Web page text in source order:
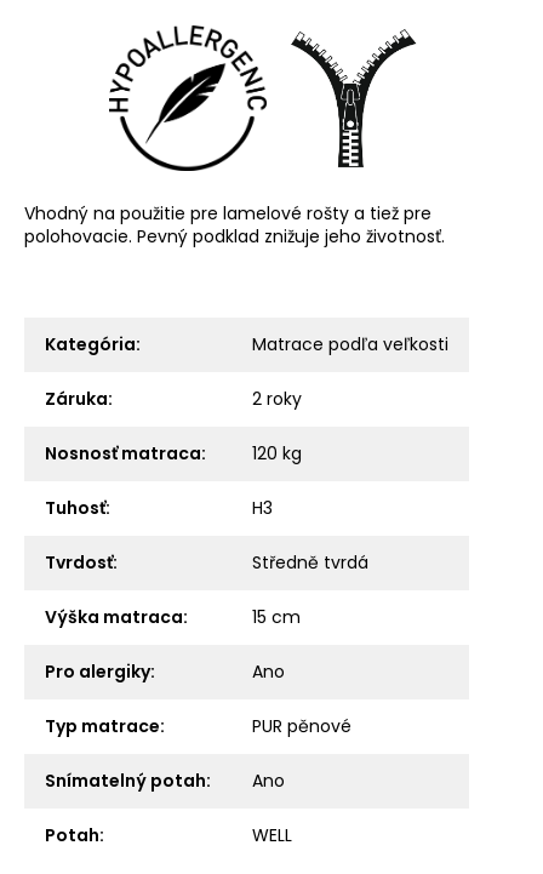
Vhodný na použitie pre lamelové rošty a tiež pre
polohovacie. Pevný podklad znižuje jeho životnosť.
Kategória: Matrace podľa veľkosti
Záruka: 2 roky
Nosnosť matraca: 120 kg
Tuhosť: H3
Tvrdosť: Středně tvrdá
Výška matraca: 15 cm
Pro alergiky: Ano
Typ matrace: PUR pěnové
Snímatelný potah: Ano
Potah: WELL